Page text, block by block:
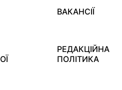
ВАКАНСІЇ
РЕДАКЦІЙНА
ПОЛІТИКА